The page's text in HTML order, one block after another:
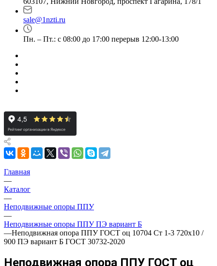
sale@1nzti.ru
Пн. – Пт.: с 08:00 до 17:00 перерыв 12:00-13:00
Главная
—
Каталог
—
Неподвижные опоры ППУ
—
Неподвижные опоры ППУ ПЭ вариант Б
—Неподвижная опора ППУ ГОСТ оц 10704 Ст 1-3 720x10 /
900 ПЭ вариант Б ГОСТ 30732-2020
Неподвижная опора ППУ ГОСТ оц